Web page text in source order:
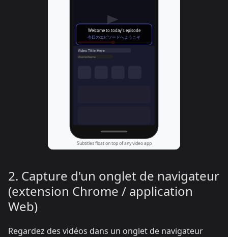
2. Capture d'un onglet de navigateur
(extension Chrome / application
Web)
Regardez des vidéos dans un onglet de navigateur